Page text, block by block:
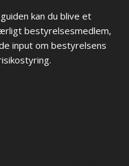
kan du blive et
bestyrelsesmedlem,
input om bestyrelsens